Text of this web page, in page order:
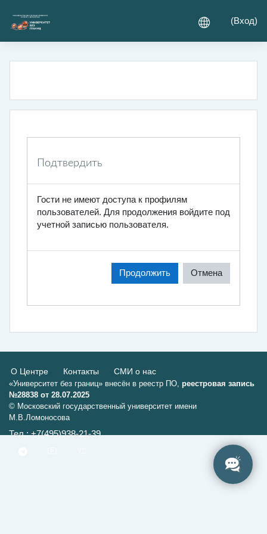
(Вход)
Подтвердить
Гости не имеют доступа к профилям
пользователей. Для продолжения войдите под
учетной записью пользователя.
Продолжить Отмена
О Центре Контакты СМИ о нас
«Университет без границ» внесён в реестр ПО, реестровая запись
№28838 от 28.07.2025
© Московский государственный университет имени
М.В.Ломоносова
Тел.: +7(495)938-21-39